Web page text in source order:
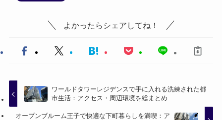
よかったらシェアしてね！
ワールドタワーレジデンスで手に入れる洗練された都
市生活：アクセス・周辺環境を総まとめ
オープンブルーム王子で快適な下町暮らしを満喫：ア